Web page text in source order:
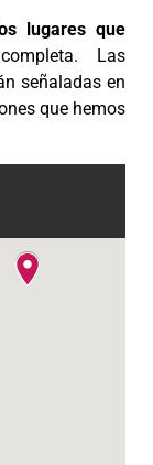
lugares que
Las
señaladas en
que hemos